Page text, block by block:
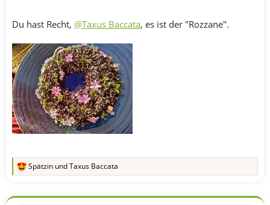
Du hast Recht, @Taxus Baccata, es ist der "Rozzane".
R
k
Spätzin undTaxus Baccata